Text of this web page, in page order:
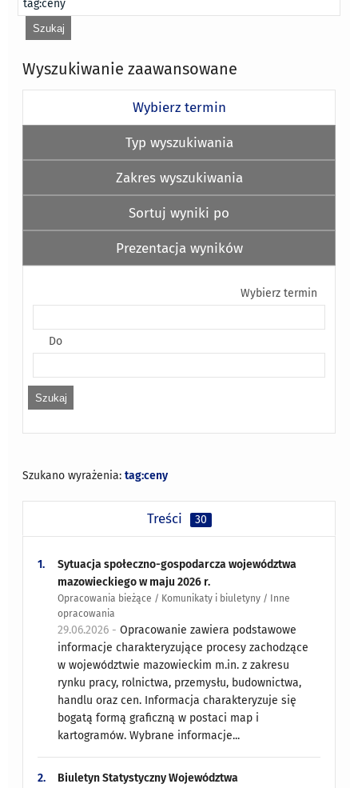
Wyszukiwanie zaawansowane
Wybierz termin
Typ wyszukiwania
Zakres wyszukiwania
Sortuj wyniki po
Prezentacja wyników
Wybierz termin
Do
Szukano wyrażenia:tag:ceny
Treści 30
1.
Sytuacja społeczno-gospodarcza województwa
mazowieckiego w maju 2026 r.
Opracowania bieżące / Komunikaty i biuletyny / Inne
opracowania
29.06.2026 -Opracowanie zawiera podstawowe
informacje charakteryzujące procesy zachodzące
w województwie mazowieckim m.in. z zakresu
rynku pracy, rolnictwa, przemysłu, budownictwa,
handlu oraz cen. Informacja charakteryzuje się
bogatą formą graficzną w postaci map i
kartogramów. Wybrane informacje...
2.
Biuletyn Statystyczny Województwa